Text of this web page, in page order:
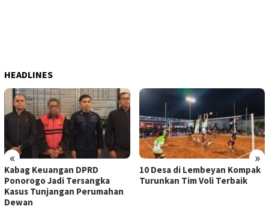
HEADLINES
« »
Kabag Keuangan DPRD
Ponorogo Jadi Tersangka
Kasus Tunjangan Perumahan
Dewan
10 Desa di Lembeyan Kompak
Turunkan Tim Voli Terbaik